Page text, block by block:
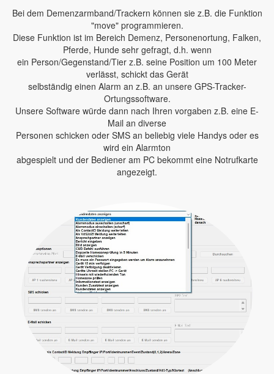
Bei dem Demenzarmband/Trackern können sie z.B. die Funktion
"move" programmieren.
Diese Funktion ist im Bereich Demenz, Personenortung, Falken,
Pferde, Hunde sehr gefragt, d.h. wenn
ein Person/Gegenstand/Tier z.B. seine Position um 100 Meter
verlässt, schickt das Gerät
selbständig einen Alarm an z.B. an unsere GPS-Tracker-
Ortungssoftware.
Unsere Software würde dann nach Ihren vorgaben z.B. eine E-
Mail an diverse
Personen schicken oder SMS an beliebig viele Handys oder es
wird ein Alarmton
abgespielt und der Bediener am PC bekommt eine Notrufkarte
angezeigt.